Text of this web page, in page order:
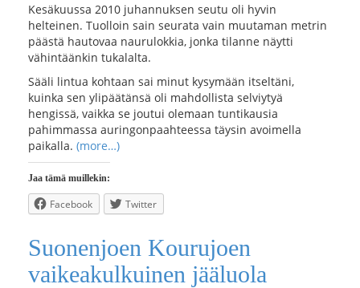
Kesäkuussa 2010 juhannuksen seutu oli hyvin
helteinen. Tuolloin sain seurata vain muutaman metrin
päästä hautovaa naurulokkia, jonka tilanne näytti
vähintäänkin tukalalta.
Sääli lintua kohtaan sai minut kysymään itseltäni,
kuinka sen ylipäätänsä oli mahdollista selviytyä
hengissä, vaikka se joutui olemaan tuntikausia
pahimmassa auringonpaahteessa täysin avoimella
paikalla. (more…)
Jaa tämä muillekin:
Facebook Twitter
Suonenjoen Kourujoen
vaikeakulkuinen jääluola